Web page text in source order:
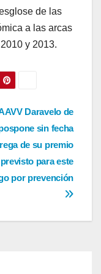
de las
a las arcas
y 2013.
Daravelo de
sin fecha
de su premio
previsto para este
por prevención